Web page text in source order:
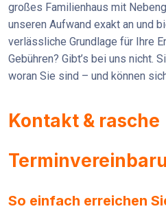
großes Familienhaus mit
unseren Aufwand exakt an und
verlässliche Grundlage für Ihre
Gebühren? Gibt’s bei uns nicht.
woran Sie sind – und können
Kontakt & rasche
So einfach erreichen